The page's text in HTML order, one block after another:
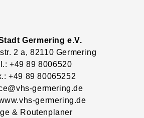
Germering e.V.
2 a, 82110 Germering
+49 89 8006520
+49 89 80065252
germering.de
germering.de
& Routenplaner